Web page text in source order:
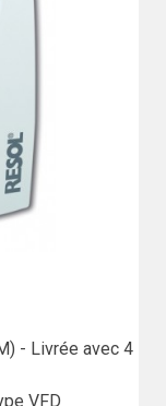
- Livrée avec 4
VFD